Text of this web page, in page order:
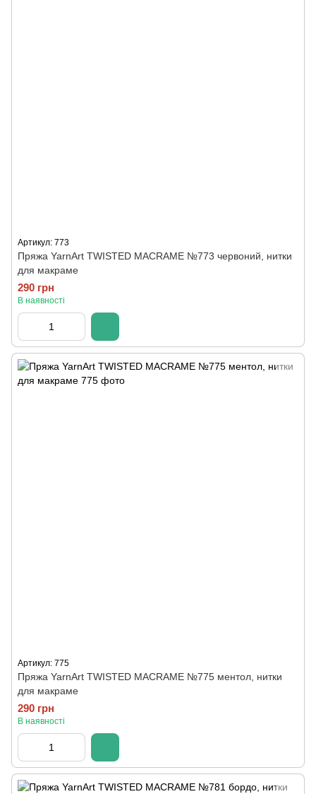
Артикул: 773
Пряжа YarnArt TWISTED MACRAME №773 червоний, нитки
для макраме
290 грн
В наявності
Артикул: 775
Пряжа YarnArt TWISTED MACRAME №775 ментол, нитки
для макраме
290 грн
В наявності